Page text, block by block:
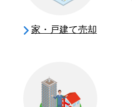
家・戸建て売却